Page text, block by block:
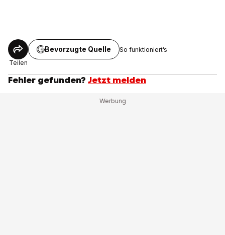
Teilen
Bevorzugte Quelle So funktioniert’s
Fehler gefunden? Jetzt melden